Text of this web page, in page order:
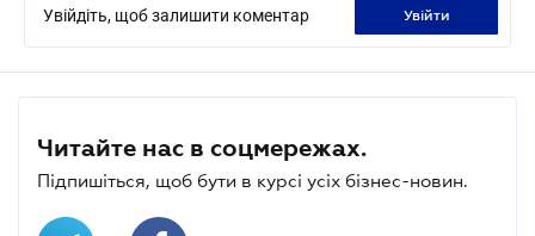
Увійдіть, щоб залишити коментар увійти
Читайте нас в соцмережах.
Підпишіться, щоб бути в курсі усіх бізнес-новин.